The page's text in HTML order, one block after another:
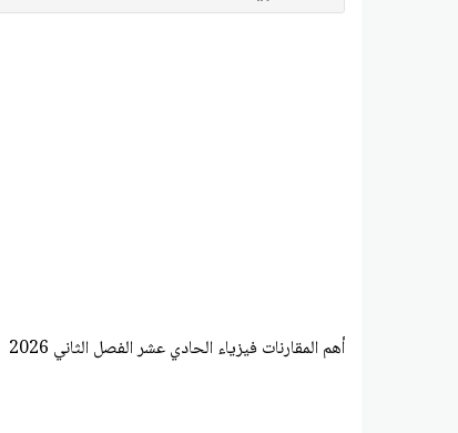
أهم المقارنات فيزياء الحادي عشر الفصل الثاني 2026